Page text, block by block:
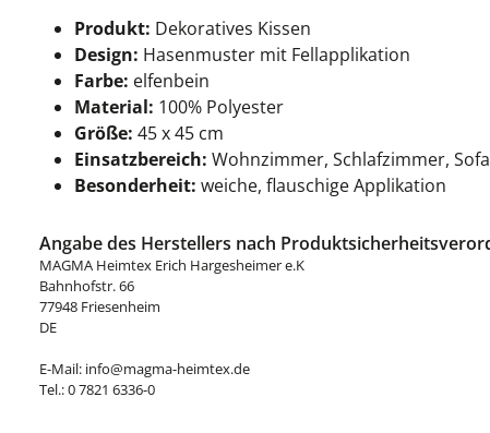
Produkt: Dekoratives Kissen
Design: Hasenmuster mit Fellapplikation
Farbe: elfenbein
Material: 100% Polyester
Größe: 45 x 45 cm
Einsatzbereich: Wohnzimmer, Schlafzimmer,
Besonderheit: weiche, flauschige Applikation
Angabe des Herstellers nach
MAGMA Heimtex Erich Hargesheimer e.K
Bahnhofstr. 66
77948 Friesenheim
DE
E-Mail: info@magma-heimtex.de
Tel.: 0 7821 6336-0